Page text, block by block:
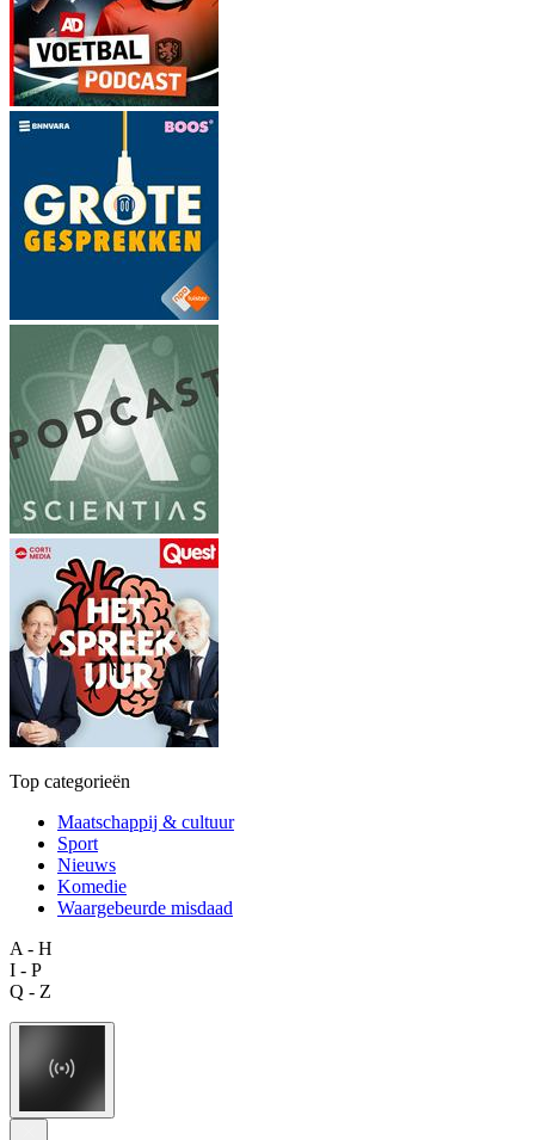
Top categorieën
Maatschappij & cultuur
Sport
Nieuws
Komedie
Waargebeurde misdaad
A - H
I - P
Q - Z